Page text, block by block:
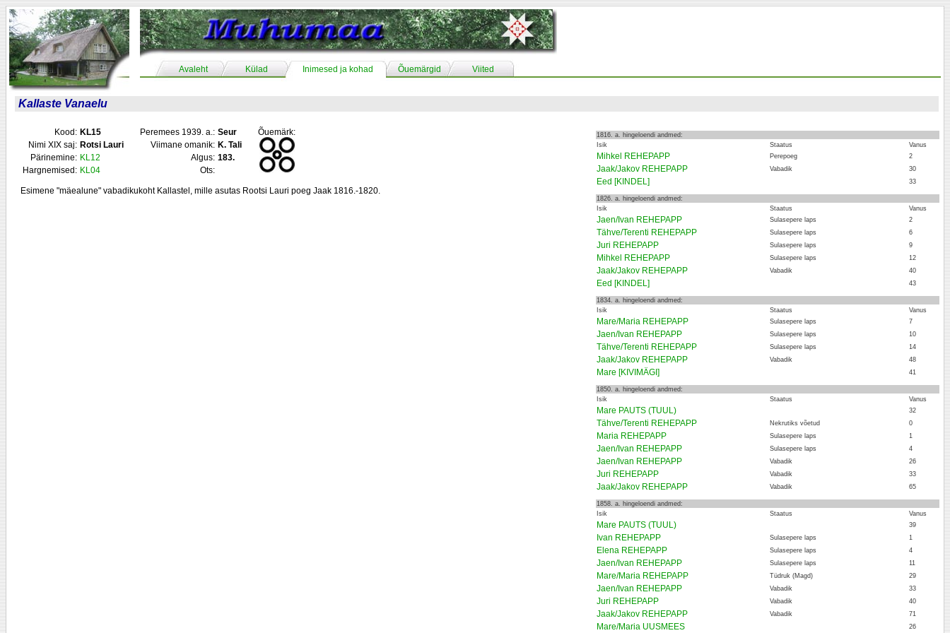
Avaleht Külad Inimesed ja kohad Õuemärgid Viited
Kallaste Vanaelu
Kood: KL15 Peremees 1939. a.: Seur
Õuemärk:
Nimi XIX saj: Rotsi Lauri Viimane omanik: K. Tali
Pärinemine: KL12 Algus: 183.
Hargnemised: KL04 Ots:
Esimene "mäealune" vabadikukoht Kallastel, mille asutas Rootsi Lauri poeg Jaak 1816.-1820.
1816. a. hingeloendi andmed:
Isik
Staatus Vanus
Mihkel REHEPAPP Perepoeg 2
Jaak/Jakov REHEPAPP Vabadik 30
Eed [KINDEL] 33
1826. a. hingeloendi andmed:
Isik
Staatus Vanus
Jaen/Ivan REHEPAPP Sulasepere laps 2
Tähve/Terenti REHEPAPP Sulasepere laps 6
Juri REHEPAPP Sulasepere laps 9
Mihkel REHEPAPP Sulasepere laps 12
Jaak/Jakov REHEPAPP Vabadik 40
Eed [KINDEL] 43
1834. a. hingeloendi andmed:
Isik
Staatus Vanus
Mare/Maria REHEPAPP Sulasepere laps 7
Jaen/Ivan REHEPAPP Sulasepere laps 10
Tähve/Terenti REHEPAPP Sulasepere laps 14
Jaak/Jakov REHEPAPP Vabadik 48
Mare [KIVIMÄGI] 41
1850. a. hingeloendi andmed:
Isik
Staatus Vanus
Mare PAUTS (TUUL) 32
Tähve/Terenti REHEPAPP Nekrutiks võetud 0
Maria REHEPAPP Sulasepere laps 1
Jaen/Ivan REHEPAPP Sulasepere laps 4
Jaen/Ivan REHEPAPP Vabadik 26
Juri REHEPAPP Vabadik 33
Jaak/Jakov REHEPAPP Vabadik 65
1858. a. hingeloendi andmed:
Isik
Staatus Vanus
Mare PAUTS (TUUL) 39
Ivan REHEPAPP Sulasepere laps 1
Elena REHEPAPP Sulasepere laps 4
Jaen/Ivan REHEPAPP Sulasepere laps 11
Mare/Maria REHEPAPP Tüdruk (Magd) 29
Jaen/Ivan REHEPAPP Vabadik 33
Juri REHEPAPP Vabadik 40
Jaak/Jakov REHEPAPP Vabadik 71
Mare/Maria UUSMEES 26